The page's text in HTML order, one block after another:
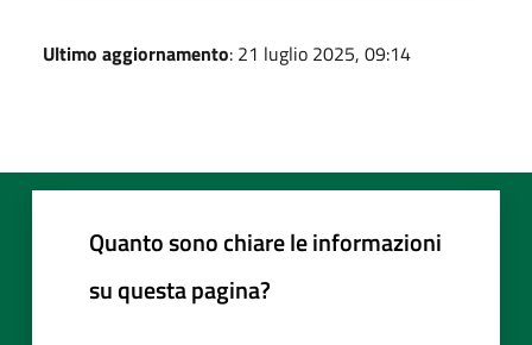
Ultimo aggiornamento: 21 luglio 2025, 09:14
Quanto sono chiare le informazioni
su questa pagina?